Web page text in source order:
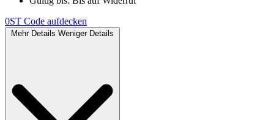
0ST Code aufdecken
Mehr Details Weniger Details